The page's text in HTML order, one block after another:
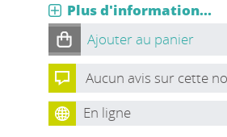
Plus d'information...
Ajouter au panier
Aucun avis sur cette
En ligne